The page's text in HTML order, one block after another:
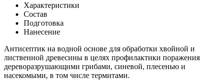
Характеристики
Состав
Подготовка
Нанесение
Антисептик на водной основе для обработки хвойной и
лиственной древесины в целях профилактики поражения
дереворазрушающими грибами, синевой, плесенью и
насекомыми, в том числе термитами.